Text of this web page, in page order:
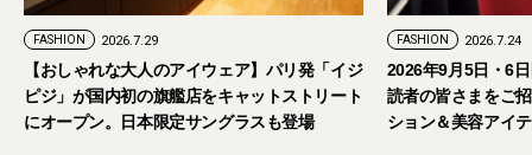
FASHION 2026.7.29
【おしゃれな大人のアイウェア】パリ発「イジ
ピジ」が国内初の旗艦店をキャットストリート
にオープン。日本限定サングラスも登場
FASHION 2026.7.24
2026年9月5日・6
読者の皆さまをご
ション＆美容アイ